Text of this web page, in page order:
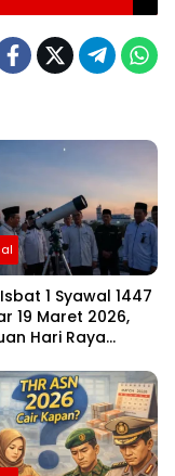
1 Syawal 1447
19 Maret 2026,
Hari Raya